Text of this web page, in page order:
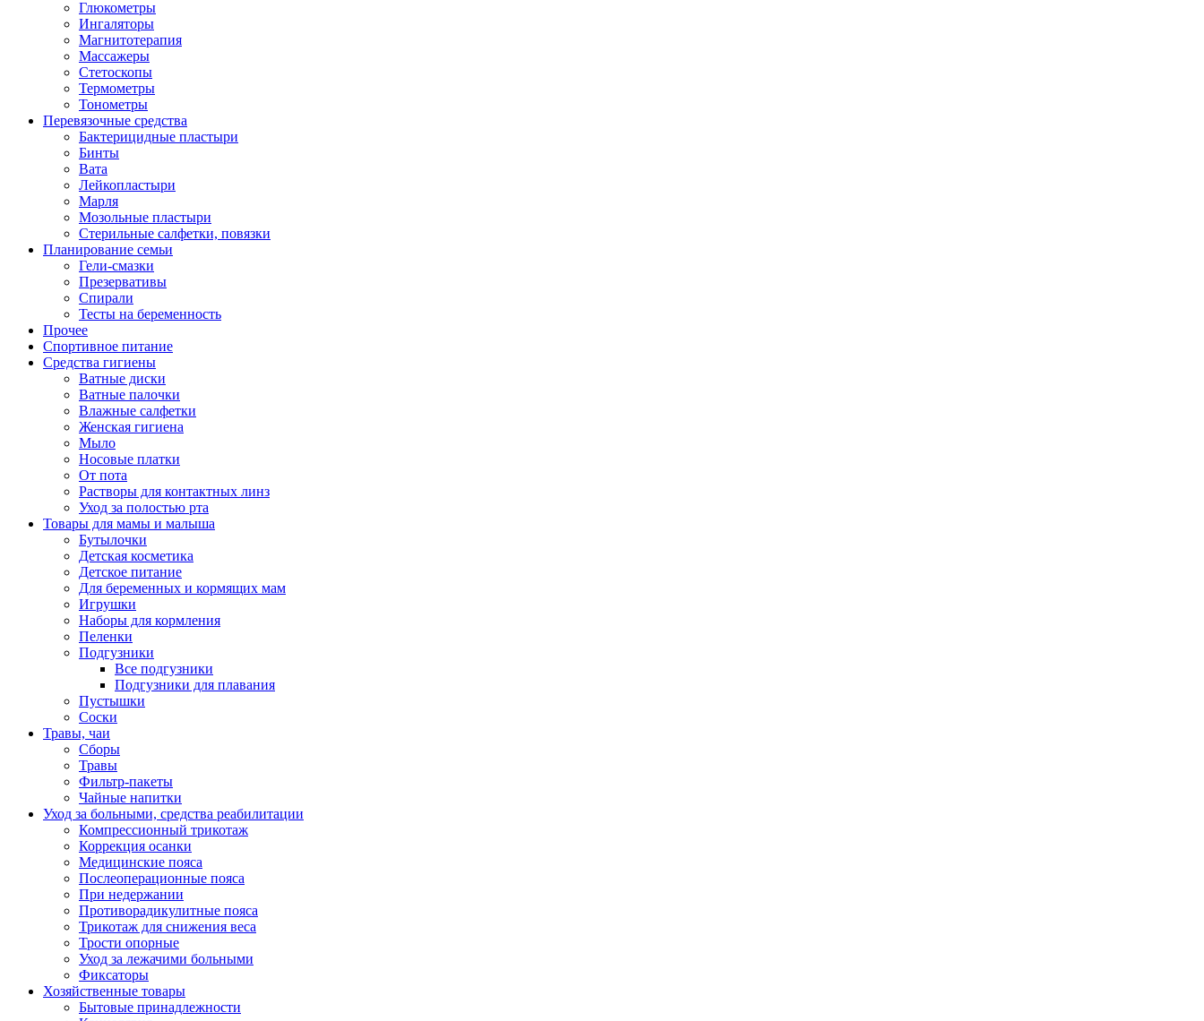
Глюкометры
Ингаляторы
Магнитотерапия
Массажеры
Стетоскопы
Термометры
Тонометры
Перевязочные средства
Бактерицидные пластыри
Бинты
Вата
Лейкопластыри
Марля
Мозольные пластыри
Стерильные салфетки, повязки
Планирование семьи
Гели-смазки
Презервативы
Спирали
Тесты на беременность
Прочее
Спортивное питание
Средства гигиены
Ватные диски
Ватные палочки
Влажные салфетки
Женская гигиена
Мыло
Носовые платки
От пота
Растворы для контактных линз
Уход за полостью рта
Товары для мамы и малыша
Бутылочки
Детская косметика
Детское питание
Для беременных и кормящих мам
Игрушки
Наборы для кормления
Пеленки
Подгузники
Все подгузники
Подгузники для плавания
Пустышки
Соски
Травы, чаи
Сборы
Травы
Фильтр-пакеты
Чайные напитки
Уход за больными, средства реабилитации
Компрессионный трикотаж
Коррекция осанки
Медицинские пояса
Послеоперационные пояса
При недержании
Противорадикулитные пояса
Трикотаж для снижения веса
Трости опорные
Уход за лежачими больными
Фиксаторы
Хозяйственные товары
Бытовые принадлежности